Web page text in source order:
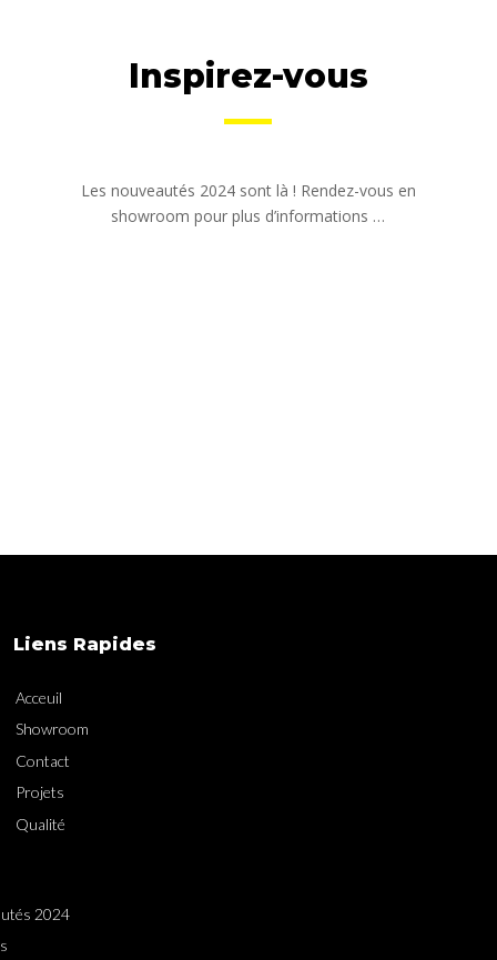
Inspirez-vous
Les nouveautés 2024 sont là ! Rendez-vous en
showroom pour plus d’informations …
Liens Rapides
Acceuil
Showroom
Contact
Projets
Qualité
2024